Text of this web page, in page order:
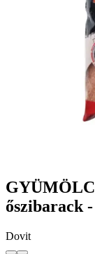
őszibarack
Dovit